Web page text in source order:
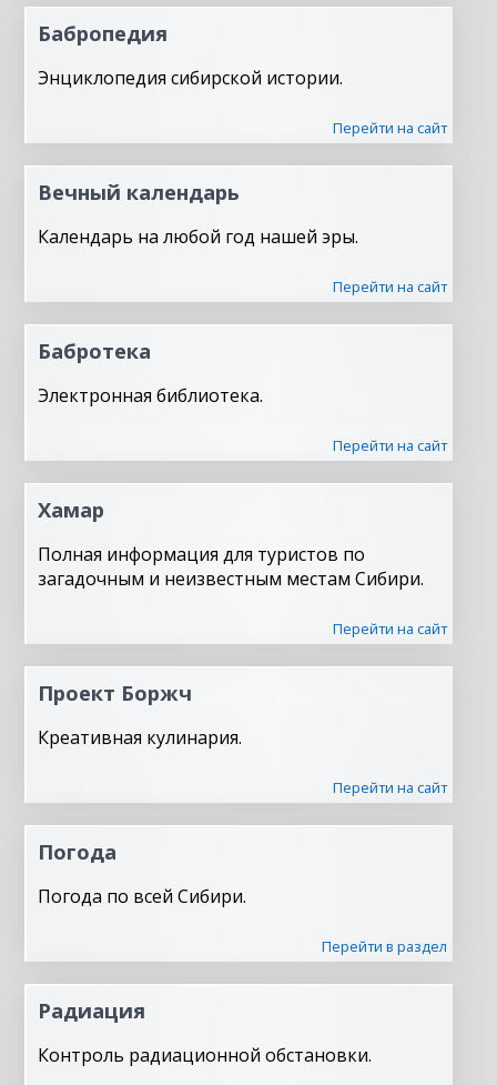
Бабропедия
Энциклопедия сибирской истории.
Перейти на сайт
Вечный календарь
Календарь на любой год нашей эры.
Перейти на сайт
Бабротека
Электронная библиотека.
Перейти на сайт
Хамар
Полная информация для туристов по
загадочным и неизвестным местам Сибири.
Перейти на сайт
Проект Боржч
Креативная кулинария.
Перейти на сайт
Погода
Погода по всей Сибири.
Перейти в раздел
Радиация
Контроль радиационной обстановки.